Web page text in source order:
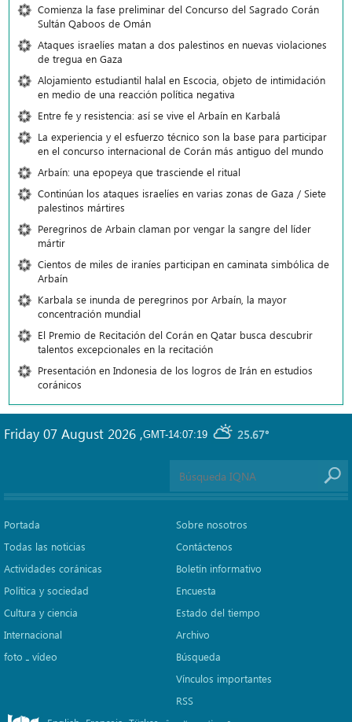
Comienza la fase preliminar del Concurso del Sagrado Corán
Sultán Qaboos de Omán
Ataques israelíes matan a dos palestinos en nuevas violaciones
de tregua en Gaza
Alojamiento estudiantil halal en Escocia, objeto de intimidación
en medio de una reacción política negativa
Entre fe y resistencia: así se vive el Arbaín en Karbalá
La experiencia y el esfuerzo técnico son la base para participar
en el concurso internacional de Corán más antiguo del mundo
Arbaín: una epopeya que trasciende el ritual
Continúan los ataques israelíes en varias zonas de Gaza / Siete
palestinos mártires
Peregrinos de Arbain claman por vengar la sangre del líder
mártir
Cientos de miles de iraníes participan en caminata simbólica de
Arbaín
Karbala se inunda de peregrinos por Arbaín, la mayor
concentración mundial
El Premio de Recitación del Corán en Qatar busca descubrir
talentos excepcionales en la recitación
Presentación en Indonesia de los logros de Irán en estudios
coránicos
GMT-14:07:19 25.67°
Friday 07 August 2026 ,
Portada
Todas las noticias
Actividades coránicas
Política y sociedad
Cultura y ciencia
Internacional
foto ـ vídeo
Sobre nosotros
Contáctenos
Boletín informativo
Encuesta
Estado del tiempo
Archivo
Búsqueda
Vínculos importantes
RSS